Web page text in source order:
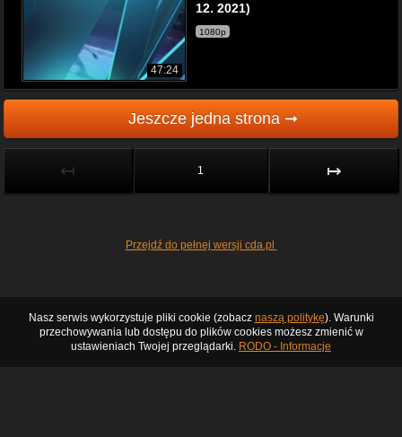
47:24
12. 2021)
1080p
Jeszcze jedna strona ➞
↤ 1 ↦
Przejdź do pełnej wersji cda.pl
Nasz serwis wykorzystuje pliki cookie (zobacz naszą politykę). Warunki
przechowywania lub dostępu do plików cookies możesz zmienić w
ustawieniach Twojej przeglądarki. RODO - Informacje